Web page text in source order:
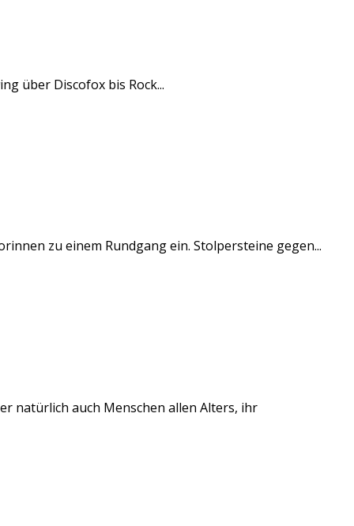
über Discofox bis Rock...
zu einem Rundgang ein. Stolpersteine gegen...
natürlich auch Menschen allen Alters, ihr